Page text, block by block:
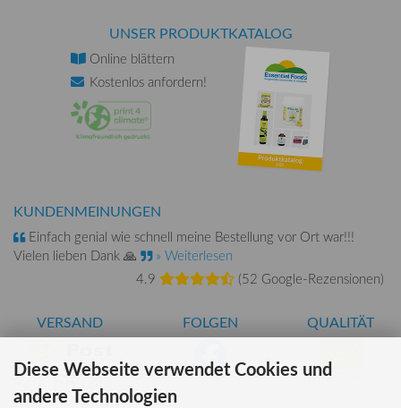
UNSER PRODUKTKATALOG
Online blättern
Kostenlos anfordern!
KUNDENMEINUNGEN
Einfach genial wie schnell meine Bestellung vor Ort war!!!
Vielen lieben Dank 🙏
» Weiterlesen
4.9
(52 Google-Rezensionen)
VERSAND FOLGEN QUALITÄT
AT-BIO-401
Diese Webseite verwendet Cookies und
andere Technologien